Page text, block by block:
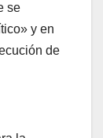
se
y en
de